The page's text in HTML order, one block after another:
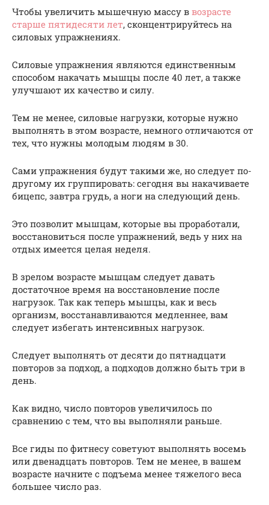
Чтобы увеличить мышечную массу в возрасте
старше пятидесяти лет, сконцентрируйтесь на
силовых упражнениях.
Силовые упражнения являются единственным
способом накачать мышцы после 40 лет, а также
улучшают их качество и силу.
Тем не менее, силовые нагрузки, которые нужно
выполнять в этом возрасте, немного отличаются от
тех, что нужны молодым людям в 30.
Сами упражнения будут такими же, но следует по-
другому их группировать: сегодня вы накачиваете
бицепс, завтра грудь, а ноги на следующий день.
Это позволит мышцам, которые вы проработали,
восстановиться после упражнений, ведь у них на
отдых имеется целая неделя.
В зрелом возрасте мышцам следует давать
достаточное время на восстановление после
нагрузок. Так как теперь мышцы, как и весь
организм, восстанавливаются медленнее, вам
следует избегать интенсивных нагрузок.
Следует выполнять от десяти до пятнадцати
повторов за подход, а подходов должно быть три в
день.
Как видно, число повторов увеличилось по
сравнению с тем, что вы выполняли раньше.
Все гиды по фитнесу советуют выполнять восемь
или двенадцать повторов. Тем не менее, в вашем
возрасте начните с подъема менее тяжелого веса
большее число раз.